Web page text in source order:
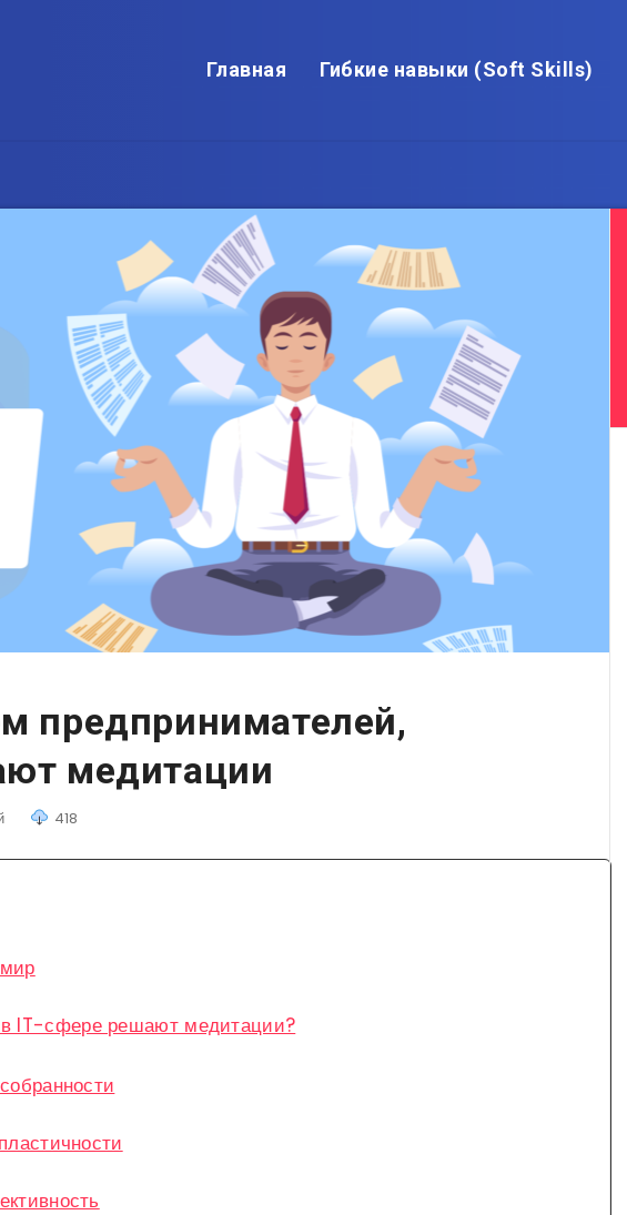
Главная Гибкие навыки (Soft Skills)
предпринимателей,
медитации
418
IT-сфере решают медитации?